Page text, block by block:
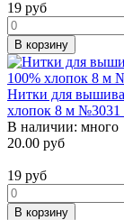
19 руб
В корзину
Нитки для
хлопок 8 м №3031
В наличии: много
20.00 руб
19 руб
В корзину